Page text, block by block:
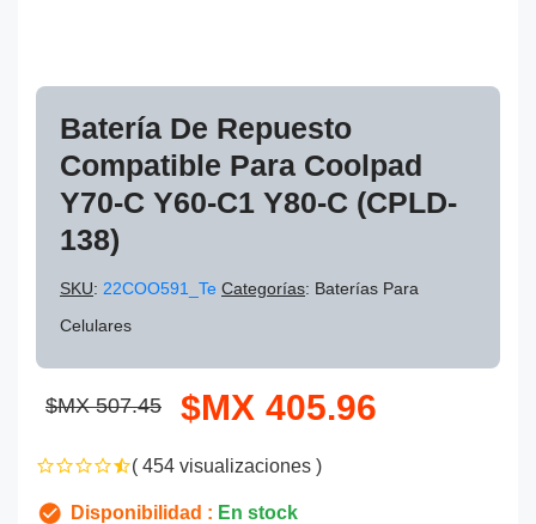
Batería De Repuesto
Compatible Para Coolpad
Y70-C Y60-C1 Y80-C (CPLD-
138)
SKU: 22COO591_Te Categorías: Baterías Para
Celulares
$MX 507.45 $MX 405.96
( 454 visualizaciones )
Disponibilidad : En stock